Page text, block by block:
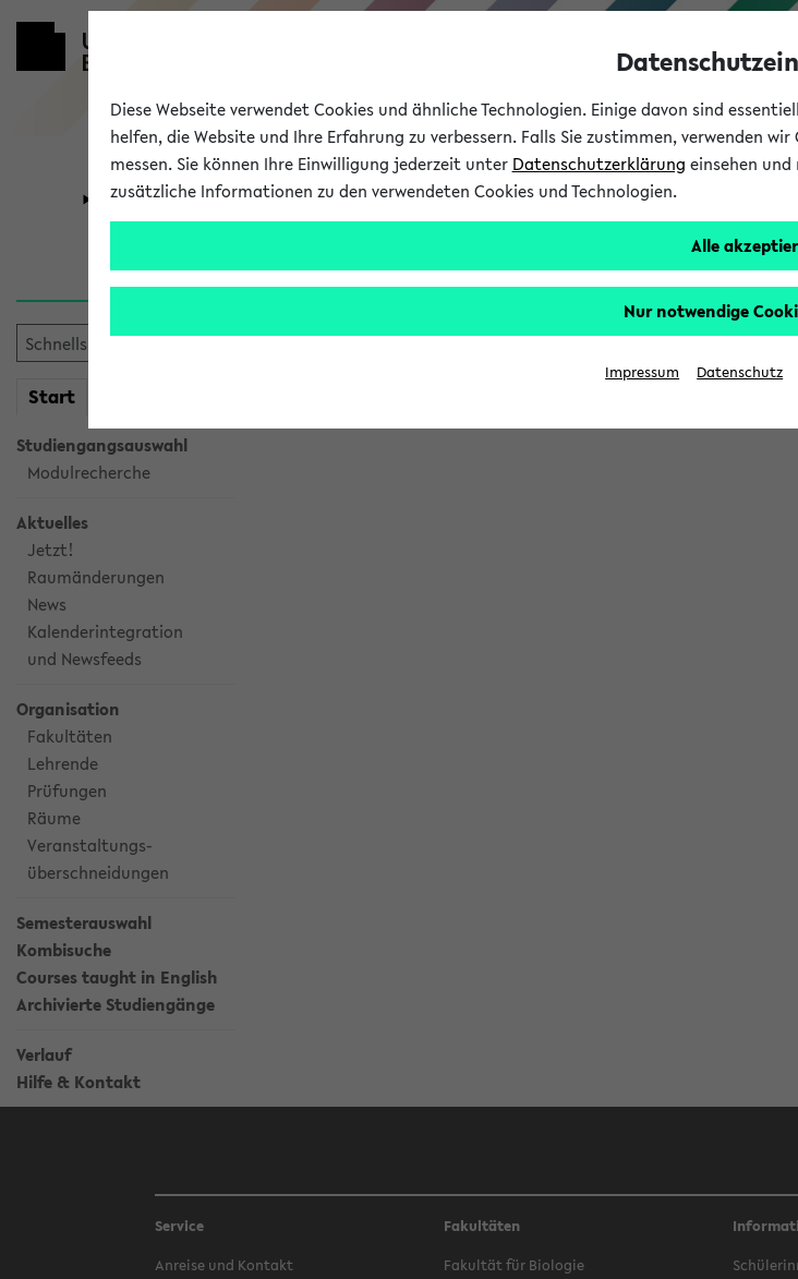
Universität Forschung Studium
Start
Studiengangsauswahl
Modulrecherche
Aktuelles
Jetzt!
Raumänderungen
News
Kalenderintegration
und Newsfeeds
Organisation
Fakultäten
Lehrende
Prüfungen
Räume
Veranstaltungs-
überschneidungen
Semesterauswahl
Kombisuche
Courses taught in English
Archivierte Studiengänge
Verlauf
Hilfe & Kontakt
Verlauf
Service
Anreise und Kontakt
Fakultäten
Fakultät für Biologie
Diese Webseite verwendet Cookies und ähnliche Technologien. Einige davon sind
helfen, die Website und Ihre Erfahrung zu verbessern. Falls Sie zustimmen, verwenden
messen. Sie können Ihre Einwilligung jederzeit unter Datenschutzerklärung einsehen
zusätzliche Informationen zu den verwendeten Cookies und Technologien.
Alle
Nur notwendige
Impressum Datenschutz